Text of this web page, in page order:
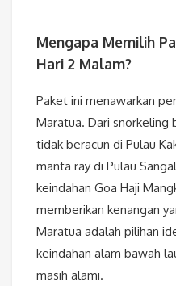
Mengapa Memilih
Hari 2 Malam?
Paket ini menawarkan
Maratua. Dari snorkeling
tidak beracun di Pulau
manta ray di Pulau
keindahan Goa Haji
memberikan kenangan
Maratua adalah pilihan
keindahan alam bawah
masih alami.